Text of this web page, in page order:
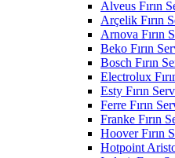
Alveus Fırın
Arçelik Fırın
Arnova Fırın
Beko Fırın
Bosch Fırın
Electrolux
Esty Fırın
Ferre Fırın
Franke Fırın
Hoover Fırın
Hotpoint